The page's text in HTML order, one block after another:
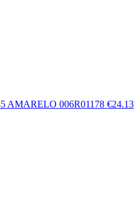
AMARELO 006R01178 €24.13